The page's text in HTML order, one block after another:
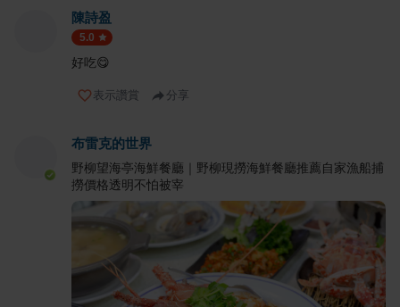
陳詩盈
5.0
好吃😋
表示讚賞 分享
布雷克的世界
野柳望海亭海鮮餐廳｜野柳現撈海鮮餐廳推薦自家漁船捕
撈價格透明不怕被宰